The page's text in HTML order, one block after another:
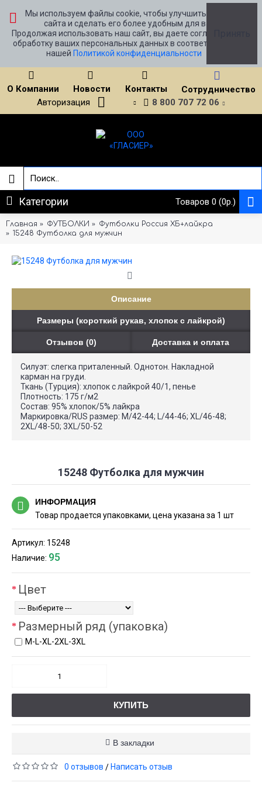
Мы используем файлы cookie, чтобы улучшить работу
сайта и сделать его более удобным для вас.
Продолжая использовать наш сайт, вы даете согласие на
обработку ваших персональных данных в соответствии с
нашей Политикой конфиденциальности
О Компании Новости Контакты
Сотрудничество
Авторизация
8 800 707 72 06
Товаров 0 (0р.)
Категории
Главная ФУТБОЛКИ
Футболки Россия ХБ+лайкра
15248 Футболка для мужчин
Описание
Размеры (короткий рукав, хлопок с лайкрой)
Отзывов (0) Доставка и оплата
Силуэт: слегка приталенный. Однотон. Накладной
карман на груди.
Ткань (Турция): хлопок с лайкрой 40/1, пенье
Плотность: 175 г/м2
Состав: 95% хлопок/5% лайкра
Маркировка/RUS размер: М/42-44; L/44-46; XL/46-48;
2XL/48-50; 3XL/50-52
15248 Футболка для мужчин
ИНФОРМАЦИЯ
Товар продается упаковками, цена указана за 1 шт
Артикул: 15248
Наличие: 95
Цвет
Размерный ряд (упаковка)
М-L-XL-2XL-3XL
КУПИТЬ
В закладки
0 отзывов / Написать отзыв